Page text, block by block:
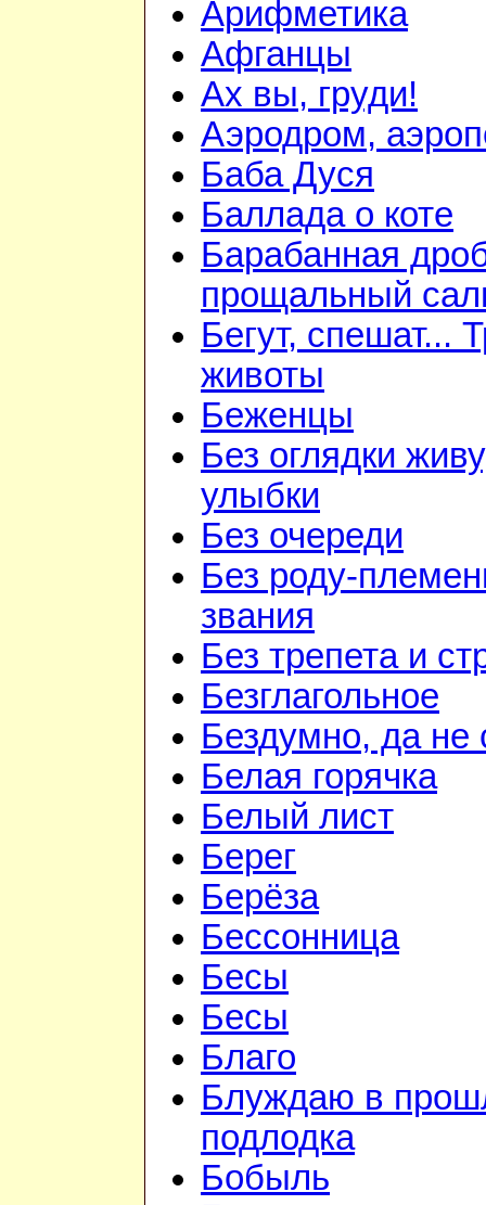
Арифметика
Афганцы
Ах вы, груди!
Аэродром,
Баба Дуся
Баллада о коте
Барабанная
прощальный
Бегут, спешат...
животы
Беженцы
Без оглядки
улыбки
Без очереди
Без роду-
звания
Без трепета и
Безглагольное
Бездумно, да не
Белая горячка
Белый лист
Берег
Берёза
Бессонница
Бесы
Бесы
Благо
Блуждаю в
подлодка
Бобыль